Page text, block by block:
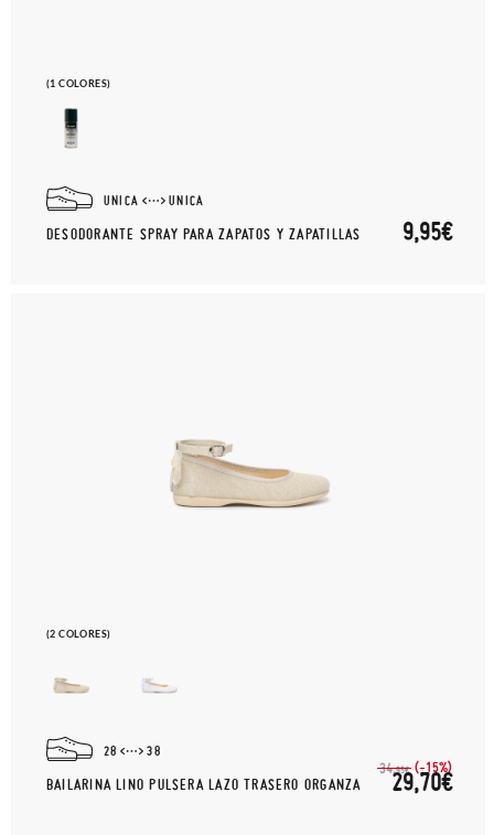
(1 COLORES)
UNICA UNICA
DESODORANTE SPRAY PARA ZAPATOS Y ZAPATILLAS 9,95€
(2 COLORES)
28 38
BAILARINA LINO PULSERA LAZO TRASERO ORGANZA
34,95€ (-15%)
29,70€